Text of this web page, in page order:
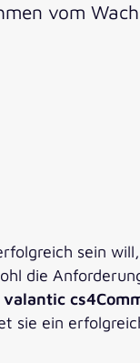
vom
sein
die
valantic
sie ein